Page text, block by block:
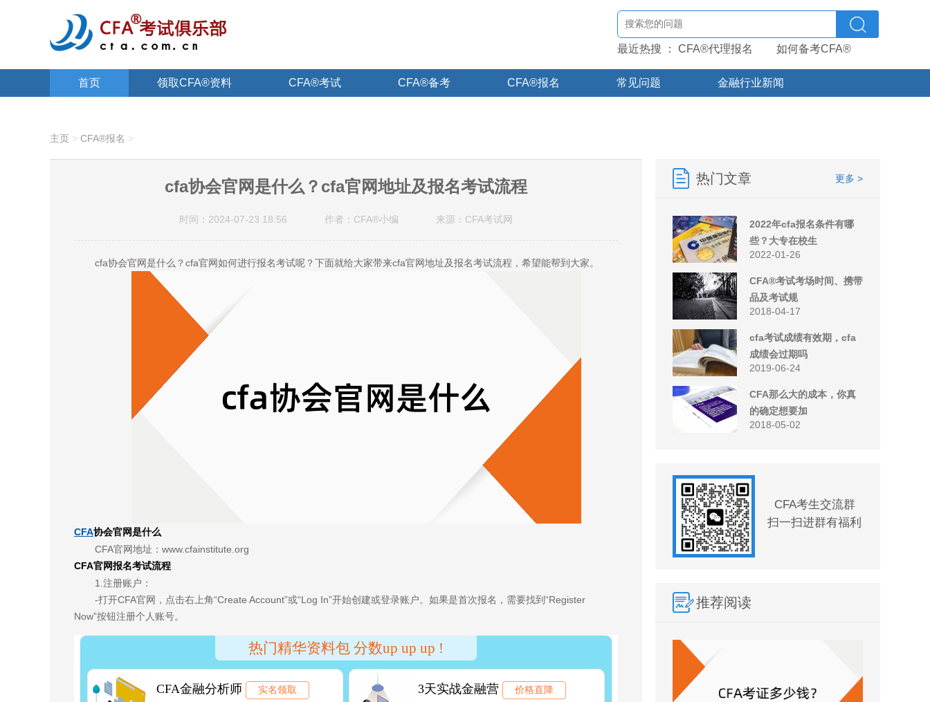
最近热搜 ： CFA®代理报名 如何备考CFA®
首页 领取CFA®资料 CFA®考试 CFA®备考 CFA®报名 常见问题 金融行业新闻
主页 > CFA®报名 >
cfa协会官网是什么？cfa官网地址及报名考试流程
时间：2024-07-23 18:56 作者：CFA®小编 来源：CFA考试网
cfa协会官网是什么？cfa官网如何进行报名考试呢？下面就给大家带来cfa官网地址及报名考试流程，希望能帮到大家。
CFA协会官网是什么
CFA官网地址：www.cfainstitute.org
CFA官网报名考试流程
1.注册账户：
-打开CFA官网，点击右上角“Create Account”或“Log In”开始创建或登录账户。如果是首次报名，需要找到“Register
Now”按钮注册个人账号。
更多 >
热门文章
2022年cfa报名条件有哪
些？大专在校生
2022-01-26
CFA®考试考场时间、携带
品及考试规
2018-04-17
cfa考试成绩有效期，cfa
成绩会过期吗
2019-06-24
CFA那么大的成本，你真
的确定想要加
2018-05-02
CFA考生交流群
扫一扫进群有福利
推荐阅读